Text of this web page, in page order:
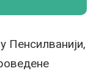
Пенсилванији,